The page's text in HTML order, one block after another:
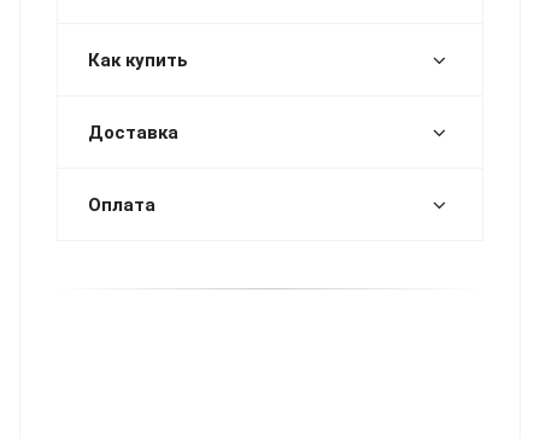
Как купить
Доставка
Оплата